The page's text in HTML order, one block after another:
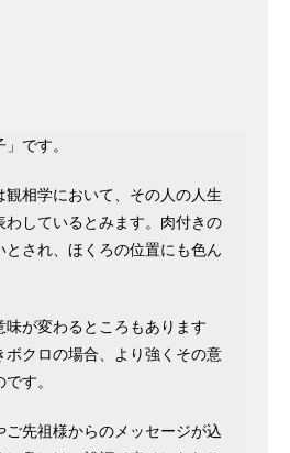
です。
観相学において、その人の人生
わしているとみます。肉付きの
とされ、ほくろの位置にも色ん
味が変わるところもあります
ボクロの場合、より強くその意
す。
先祖様からのメッセージが込